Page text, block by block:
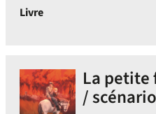
Livre
La
/